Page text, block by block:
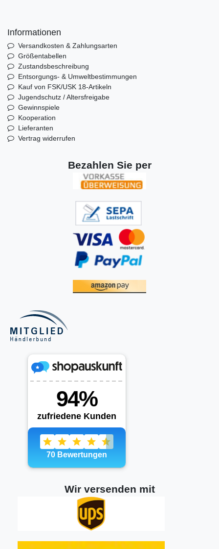
Informationen
Versandkosten & Zahlungsarten
Größentabellen
Zustandsbeschreibung
Entsorgungs- & Umweltbestimmungen
Kauf von FSK/USK 18-Artikeln
Jugendschutz / Altersfreigabe
Gewinnspiele
Kooperation
Lieferanten
Vertrag widerrufen
Bezahlen Sie per
Wir versenden mit